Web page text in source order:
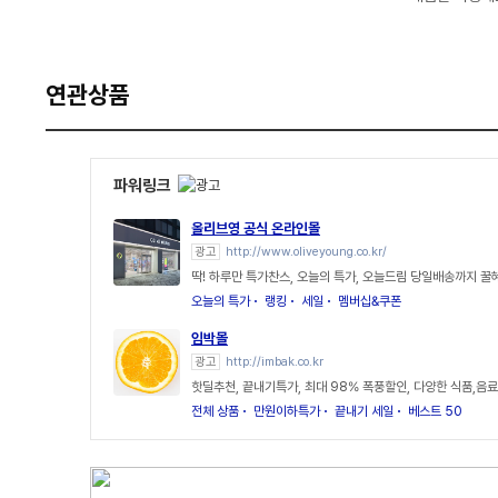
연관상품
파워링크
올리브영 공식 온라인몰
광고 http://www.oliveyoung.co.kr/
딱! 하루만 특가찬스, 오늘의 특가, 오늘드림 당일배송까지 꿀
오늘의 특가
랭킹 세일 멤버십&쿠폰
임박몰
광고 http://imbak.co.kr
핫딜추천, 끝내기특가, 최대 98% 폭풍할인, 다양한 식품,음
전체 상품
만원이하특가 끝내기 세일 베스트 50